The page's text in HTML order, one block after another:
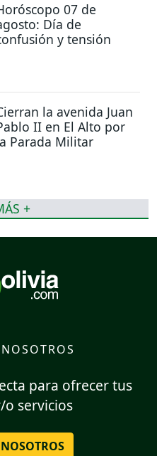
07 de
Día de
y tensión
la avenida Juan
II en El Alto por
Parada Militar
+
para ofrecer tus
servicios